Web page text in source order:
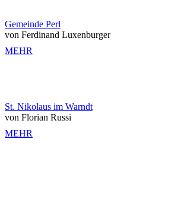
Gemeinde Perl
von Ferdinand Luxenburger
MEHR
St. Nikolaus im Warndt
von Florian Russi
MEHR